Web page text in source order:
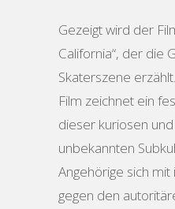
Gezeigt wird der
California“, der die
Skaterszene
Film zeichnet ein
dieser kuriosen
unbekannten
Angehörige sich
gegen den